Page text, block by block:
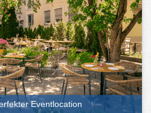
Eventlocation